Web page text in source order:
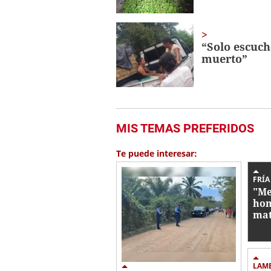
“Solo
muerto”
MIS TEMAS PREFERIDOS
Te puede interesar: